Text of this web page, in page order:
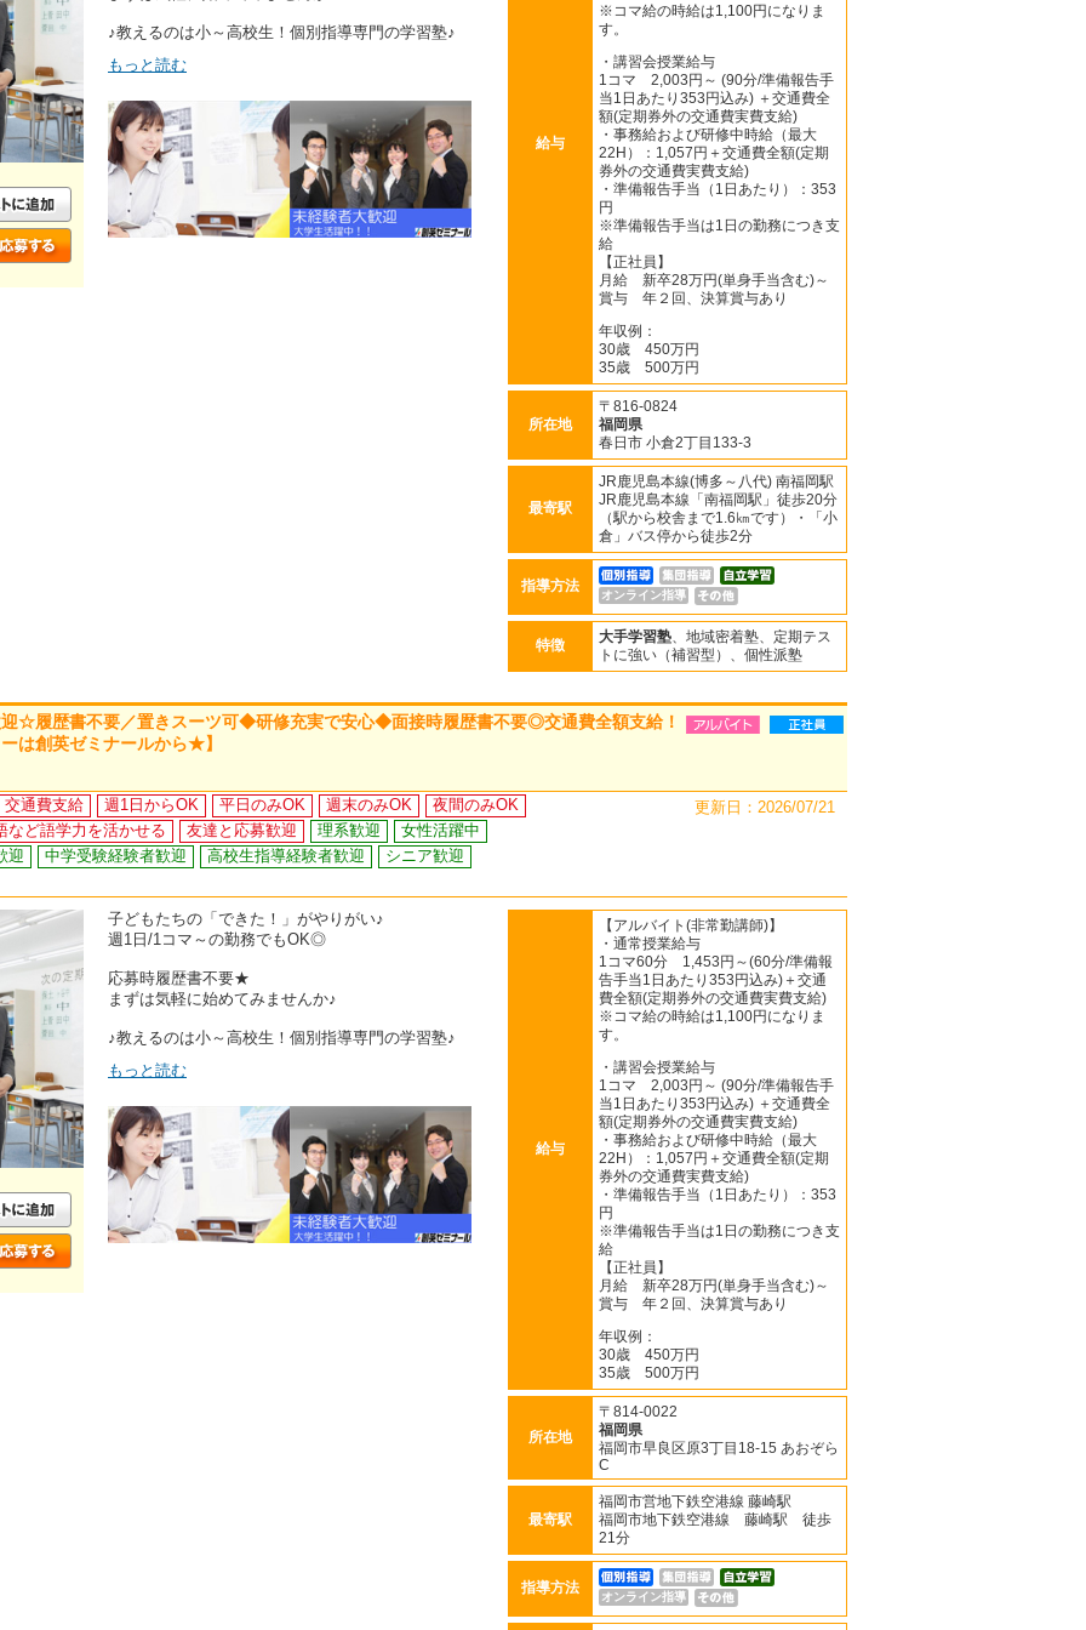
♪教えるのは小～高校生！個別指導専門の学習塾♪
もっと読む
給与
※コマ給の時給は1,100円になりま
す。
・講習会授業給与
1コマ 2,003円～ (90分/準備報告手
当1日あたり353円込み) ＋交通費全
額(定期券外の交通費実費支給)
・事務給および研修中時給（最大
22H）：1,057円＋交通費全額(定期
券外の交通費実費支給)
・準備報告手当（1日あたり）：353
円
※準備報告手当は1日の勤務につき支
給
【正社員】
月給 新卒28万円(単身手当含む)～
賞与 年２回、決算賞与あり
年収例：
30歳 450万円
35歳 500万円
所在地
〒816-0824
福岡県
春日市 小倉2丁目133-3
最寄駅
JR鹿児島本線(博多～八代) 南福岡駅
JR鹿児島本線「南福岡駅」徒歩20分
（駅から校舎まで1.6㎞です）・「小
倉」バス停から徒歩2分
指導方法
オンライン指導
特徴
大手学習塾 、地域密着塾、定期テス
トに強い（補習型）、個性派塾
☆履歴書不要／置きスーツ可◆研修充実で安心◆面接時履歴書不要◎交通費全額支給！
は創英ゼミナールから★】
交通費支給 週1日からOK 平日のみOK 週末のみOK
夜間のみOK
など語学力を活かせる
友達と応募歓迎 理系歓迎
女性活躍中
迎
中学受験経験者歓迎 高校生指導経験者歓迎 シニア歓迎
更新日：2026/07/21
子どもたちの「できた！」がやりがい♪
週1日/1コマ～の勤務でもOK◎
応募時履歴書不要★
まずは気軽に始めてみませんか♪
♪教えるのは小～高校生！個別指導専門の学習塾♪
もっと読む
給与
【アルバイト(非常勤講師)】
・通常授業給与
1コマ60分 1,453円～(60分/準備報
告手当1日あたり353円込み)＋交通
費全額(定期券外の交通費実費支給)
※コマ給の時給は1,100円になりま
す。
・講習会授業給与
1コマ 2,003円～ (90分/準備報告手
当1日あたり353円込み) ＋交通費全
額(定期券外の交通費実費支給)
・事務給および研修中時給（最大
22H）：1,057円＋交通費全額(定期
券外の交通費実費支給)
・準備報告手当（1日あたり）：353
円
※準備報告手当は1日の勤務につき支
給
【正社員】
月給 新卒28万円(単身手当含む)～
賞与 年２回、決算賞与あり
年収例：
30歳 450万円
35歳 500万円
所在地
〒814-0022
福岡県
福岡市早良区原3丁目18-15 あおぞら
C
最寄駅
福岡市営地下鉄空港線 藤崎駅
福岡市地下鉄空港線 藤崎駅 徒歩
21分
指導方法
オンライン指導